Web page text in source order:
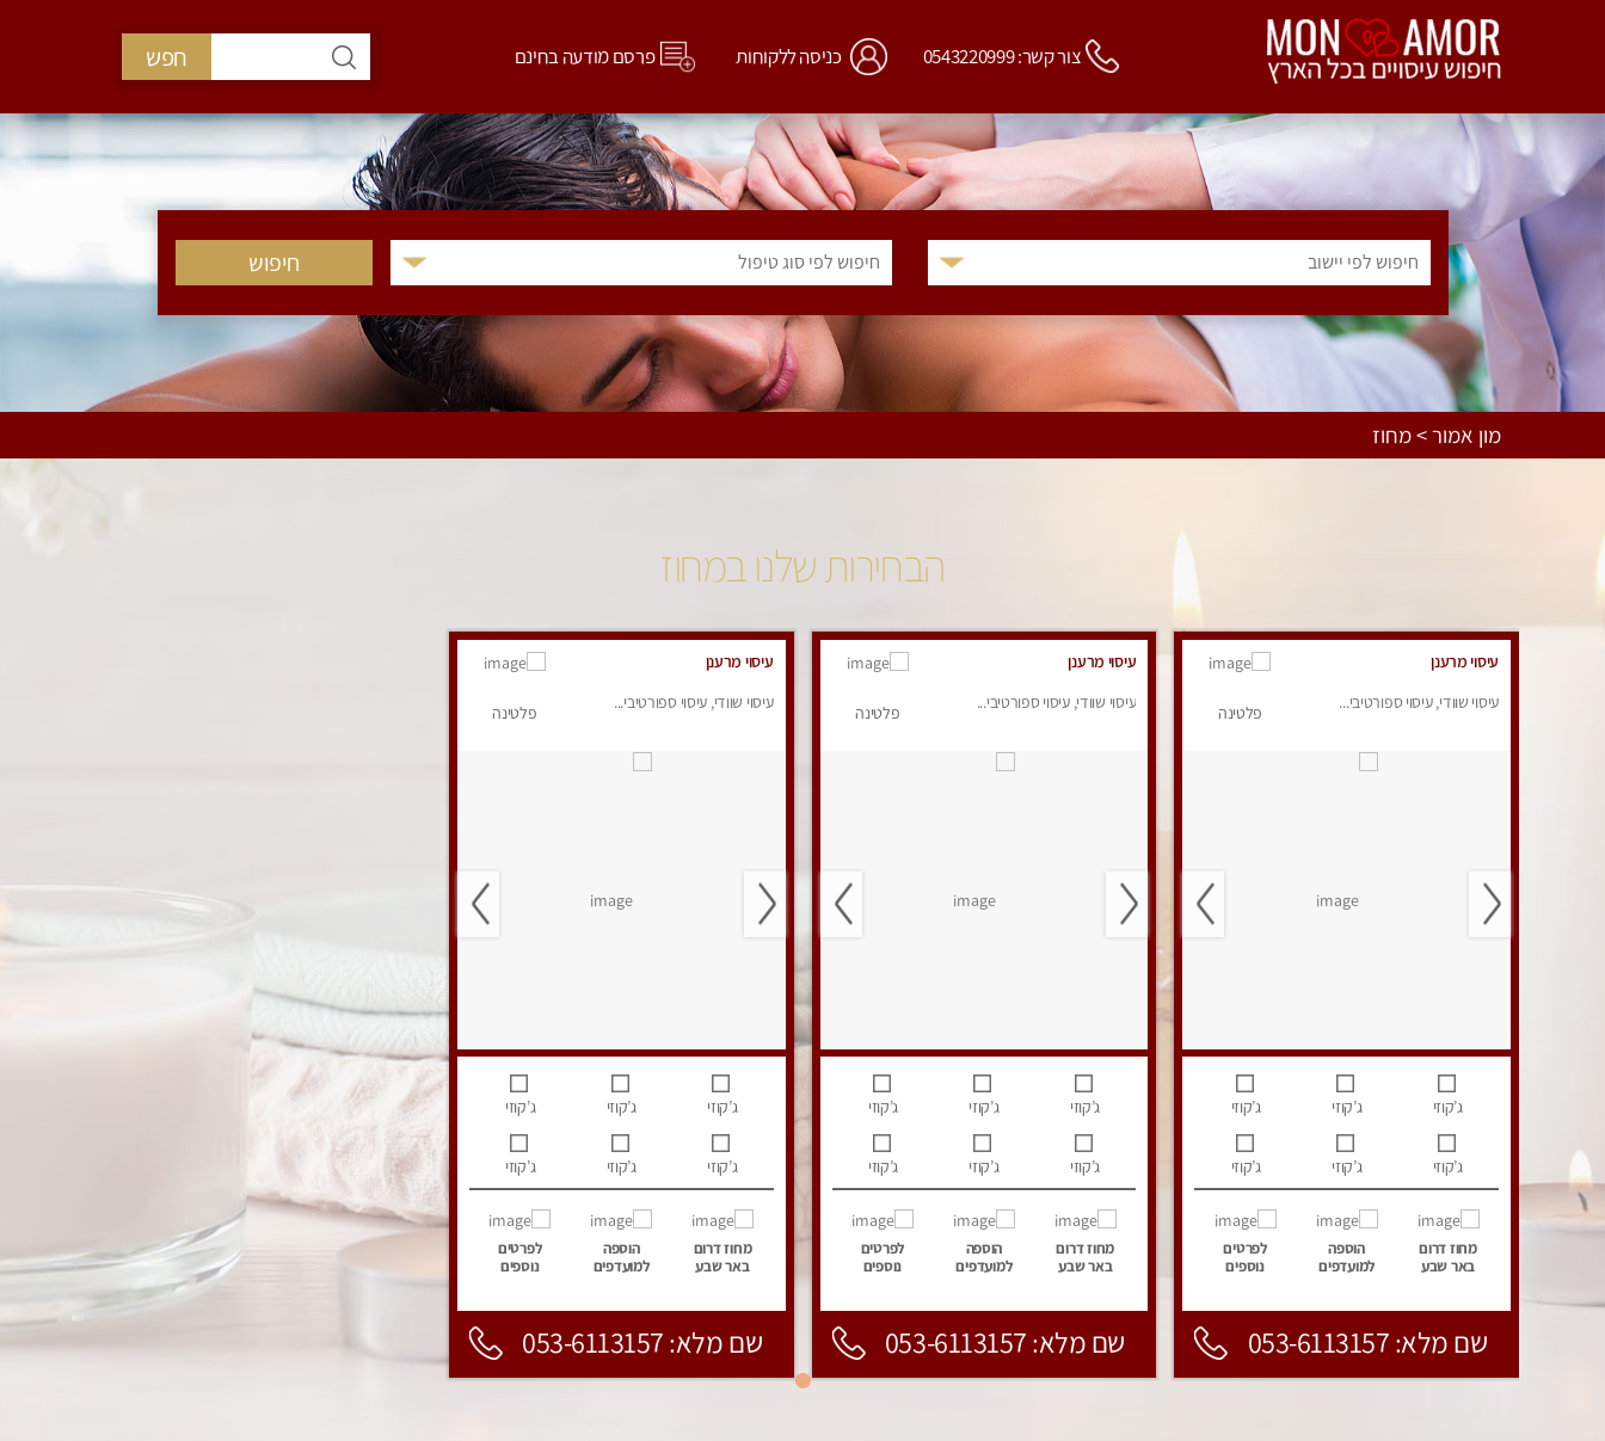
צור קשר: 0543220999 כניסה ללקוחות פרסם מודעה בחינם חפש
חיפוש לפי יישוב חיפוש לפי סוג טיפול
מון אמור > מחוז
הבחירות שלנו במחוז
עיסוי מרענן
עיסוי שוודי, עיסוי ספורטיבי...
פלטינה
ג’קוזי ג’קוזי ג’קוזי
ג’קוזי ג’קוזי ג’קוזי
מחוז דרום
באר שבע
הוספה
למועדפים
לפרטים
נוספים
שם מלא: 053-6113157
עיסוי מרענן
עיסוי שוודי, עיסוי ספורטיבי...
פלטינה
ג’קוזי ג’קוזי ג’קוזי
ג’קוזי ג’קוזי ג’קוזי
מחוז דרום
באר שבע
הוספה
למועדפים
לפרטים
נוספים
שם מלא: 053-6113157
עיסוי מרענן
עיסוי שוודי, עיסוי ספורטיבי...
פלטינה
ג’קוזי ג’קוזי ג’קוזי
ג’קוזי ג’קוזי ג’קוזי
מחוז דרום
באר שבע
הוספה
למועדפים
לפרטים
נוספים
שם מלא: 053-6113157